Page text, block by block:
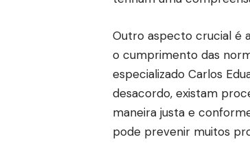
Outro aspecto crucial é
o cumprimento das
especializado Carlos
desacordo, existam
maneira justa e
pode prevenir muitos